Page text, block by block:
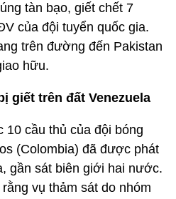
tàn bạo, giết chết 7
của đội tuyển quốc gia.
trên đường đến Pakistan
hữu.
giết trên đất Venezuela
10 cầu thủ của đội bóng
(Colombia) đã được phát
gần sát biên giới hai nước.
vụ thảm sát do nhóm